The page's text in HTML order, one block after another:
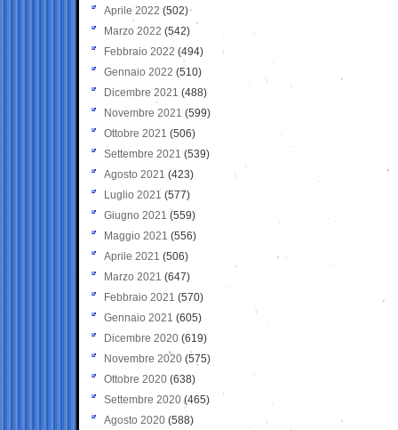
Aprile 2022 (502)
Marzo 2022 (542)
Febbraio 2022 (494)
Gennaio 2022 (510)
Dicembre 2021 (488)
Novembre 2021 (599)
Ottobre 2021 (506)
Settembre 2021 (539)
Agosto 2021 (423)
Luglio 2021 (577)
Giugno 2021(559)
Maggio 2021 (556)
Aprile 2021 (506)
Marzo 2021 (647)
Febbraio 2021 (570)
Gennaio 2021 (605)
Dicembre 2020 (619)
Novembre 2020 (575)
Ottobre 2020 (638)
Settembre 2020(465)
Agosto 2020 (588)